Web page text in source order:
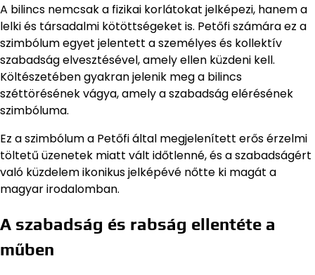
A bilincs nemcsak a fizikai korlátokat jelképezi, hanem a
lelki és társadalmi kötöttségeket is. Petőfi számára ez a
szimbólum egyet jelentett a személyes és kollektív
szabadság elvesztésével, amely ellen küzdeni kell.
Költészetében gyakran jelenik meg a bilincs
széttörésének vágya, amely a szabadság elérésének
szimbóluma.
Ez a szimbólum a Petőfi által megjelenített erős érzelmi
töltetű üzenetek miatt vált időtlenné, és a szabadságért
való küzdelem ikonikus jelképévé nőtte ki magát a
magyar irodalomban.
A szabadság és rabság ellentéte a
műben